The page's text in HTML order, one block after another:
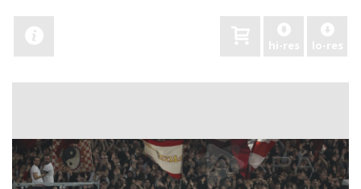
hi-res lo-res